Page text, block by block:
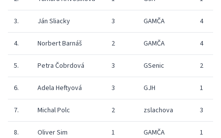
3. Ján Sliacky 3 GAMČA 4
4. Norbert Barnáš 2 GAMČA 4
5. Petra Čobrdová 3 GSenic 2
6. Adela Heftyová 3 GJH 1
7. Michal Polc 2 zslachova 3
8. Oliver Sim 1 GAMČA 1